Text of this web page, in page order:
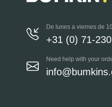
De lunes a viernes de
+31 (0) 71-
Need help with your